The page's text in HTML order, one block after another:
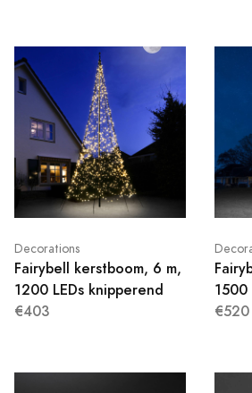
Decorations
Fairybell kerstboom, 6 m,
1200 LEDs knipperend
€403
1500
€520